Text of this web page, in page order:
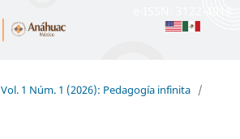
Vol. 1 Núm. 1 (2026): Pedagogía infinita /